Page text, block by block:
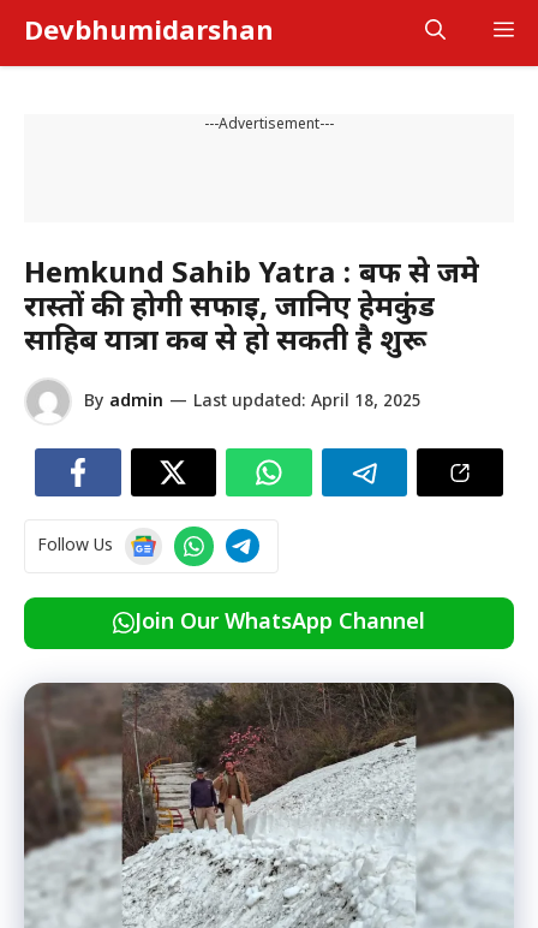
content
Devbhumidarshan
---Advertisement---
Hemkund Sahib Yatra : बर्फ से जमे
रास्तों की होगी सफाई, जानिए हेमकुंड
साहिब यात्रा कब से हो सकती है शुरू
By admin — Last updated: April 18, 2025
Follow Us
Join Our WhatsApp Channel